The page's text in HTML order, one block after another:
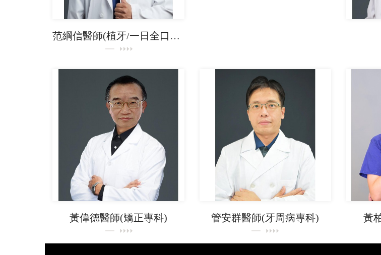
范綱信醫師(植牙/一日全口重建)
黃偉德醫師(矯正專科) 管安群醫師(牙周病專科) 黃